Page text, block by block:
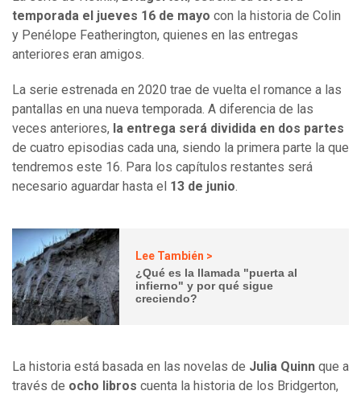
temporada el jueves 16 de mayo con la historia de Colin
y Penélope Featherington, quienes en las entregas
anteriores eran amigos.
La serie estrenada en 2020 trae de vuelta el romance a las
pantallas en una nueva temporada. A diferencia de las
veces anteriores, la entrega será dividida en dos partes
de cuatro episodias cada una, siendo la primera parte la que
tendremos este 16. Para los capítulos restantes será
necesario aguardar hasta el 13 de junio.
Lee También >
¿Qué es la llamada "puerta al
infierno" y por qué sigue
creciendo?
La historia está basada en las novelas de Julia Quinn que a
través de ocho libros cuenta la historia de los Bridgerton,